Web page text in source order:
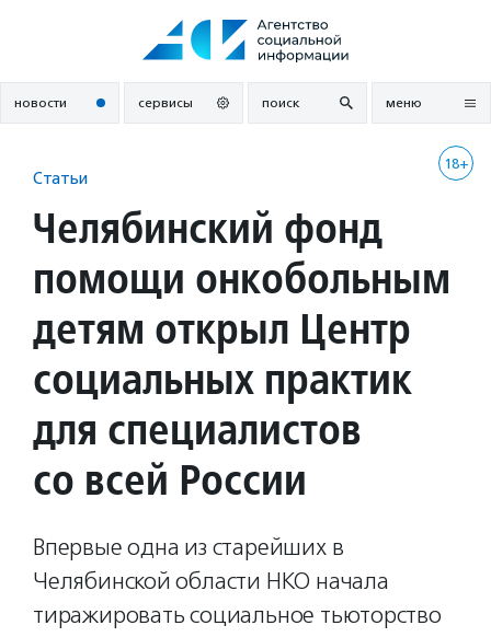
новости сервисы поиск меню
18+
Статьи
Челябинский фонд
помощи онкобольным
детям открыл Центр
социальных практик
для специалистов
со всей России
Впервые одна из старейших в
Челябинской области НКО начала
тиражировать социальное тьюторство